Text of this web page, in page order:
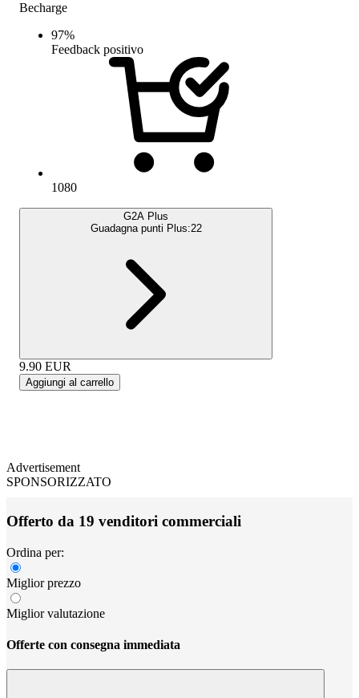
Becharge
97%
Feedback positivo
1080
G2A Plus
Guadagna punti Plus:22
9.90 EUR
Aggiungi al carrello
Advertisement
SPONSORIZZATO
Offerto da 19 venditori commerciali
Ordina per:
Miglior prezzo
Miglior valutazione
Offerte con consegna immediata